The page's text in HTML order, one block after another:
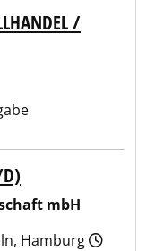
/
mbH
Hamburg